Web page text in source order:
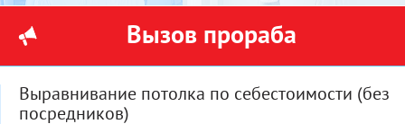
Вызов прораба
Выравнивание потолка по себестоимости (без
посредников)